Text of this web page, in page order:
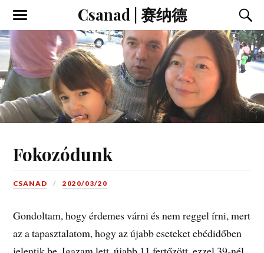
Csanad | 赛纳德
Fokozódunk
CSANAD 2020/03/20
Gondoltam, hogy érdemes várni és nem reggel írni, mert
az a tapasztalatom, hogy az újabb eseteket ebédidőben